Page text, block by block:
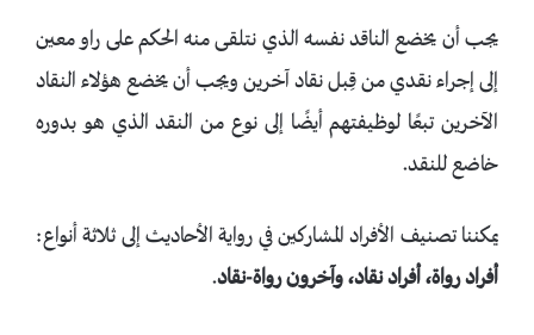
يجب أن يخضع الناقد نفسه الذي نتلقى منه الحكم على راو معين
إلى إجراء نقدي من قِبل نقاد آخرين ويجب أن يخضع هؤلاء النقاد
الآخرين تبعًا لوظيفتهم أيضًا إلى نوع من النقد الذي هو بدوره
خاضع للنقد.
يمكننا تصنيف الأفراد المشاركين في رواية الأحاديث إلى ثلاثة أنواع:
أفرادرواة، أفراد نقاد، وآخرون رواة-نقاد.